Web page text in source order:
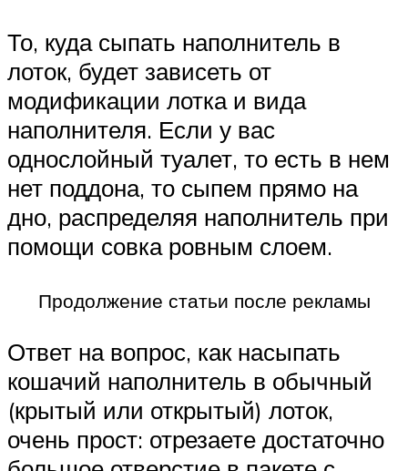
То, куда сыпать наполнитель в
лоток, будет зависеть от
модификации лотка и вида
наполнителя. Если у вас
однослойный туалет, то есть в нем
нет поддона, то сыпем прямо на
дно, распределяя наполнитель при
помощи совка ровным слоем.
Продолжение статьи после рекламы
Ответ на вопрос, как насыпать
кошачий наполнитель в обычный
(крытый или открытый) лоток,
очень прост: отрезаете достаточно